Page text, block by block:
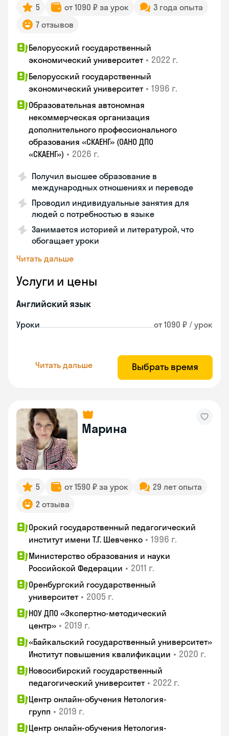
5 от 1090 ₽ за урок
3 года опыта
7 отзывов
Белорусский государственный
экономический университет • 2022 г.
Белорусский государственный
экономический университет • 1996 г.
Образовательная автономная
некоммерческая организация
дополнительного профессионального
образования «СКАЕНГ» (ОАНО ДПО
«СКАЕНГ») • 2026 г.
Получил высшее образование в
международных отношениях и переводе
Проводил индивидуальные занятия для
людей с потребностью в языке
Занимается историей и литературой, что
обогащает уроки
Читать дальше
Услуги и цены
Английский язык
Уроки от 1090 ₽ / урок
Читать дальше Выбрать время
Марина
5 от 1590 ₽ за урок
29 лет опыта
2 отзыва
Орский государственный педагогический
институт имени Т.Г. Шевченко • 1996 г.
Министерство образования и науки
Российской Федерации • 2011 г.
Оренбургский государственный
университет • 2005 г.
НОУ ДПО «Экспертно-методический
центр» • 2019 г.
«Байкальский государственный университет»
Институт повышения квалификации • 2020 г.
Новосибирский государственный
педагогический университет • 2022 г.
Центр онлайн-обучения Нетология-
групп • 2019 г.
Центр онлайн-обучения Нетология-